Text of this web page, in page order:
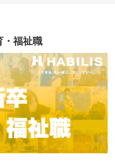
所でありたいと願っています。
で広がっていくことを心から応援
・福祉職